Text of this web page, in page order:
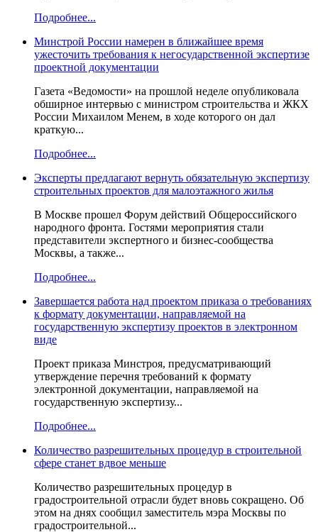
Подробнее...
Минстрой России намерен в ближайшее время
ужесточить требования к негосударственной экспертизе
проектной документации
Газета «Ведомости» на прошлой неделе опубликовала
обширное интервью с министром строительства и ЖКХ
России Михаилом Менем, в ходе которого он дал
краткую...
Подробнее...
Эксперты предлагают вернуть обязательную экспертизу
строительных проектов для малоэтажного жилья
В Москве прошел Форум действий Общероссийского
народного фронта. Гостями мероприятия стали
представители экспертного и бизнес-сообщества
Москвы, а также...
Подробнее...
Завершается работа над проектом приказа о требованиях
к формату документации, направляемой на
государственную экспертизу проектов в электронном
виде
Проект приказа Минстроя, предусматривающий
утверждение перечня требований к формату
электронной документации, направляемой на
государственную экспертизу...
Подробнее...
Количество разрешительных процедур в строительной
сфере станет вдвое меньше
Количество разрешительных процедур в
градостроительной отрасли будет вновь сокращено. Об
этом на днях сообщил заместитель мэра Москвы по
градостроительной...